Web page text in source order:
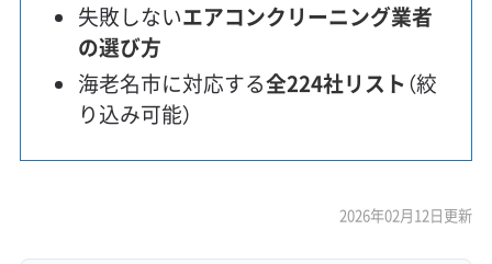
失敗しないエアコンクリーニング業者
の選び方
海老名市に対応する全224社リスト （絞
り込み可能）
2026年02月12日更新